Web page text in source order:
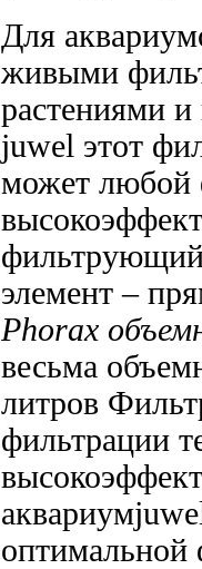
Для
живыми
растениями и
juwel этот
может любой
элемент –
Phorax
весьма
литров
фильтрации
оптимальной